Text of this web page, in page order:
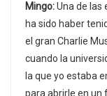
Mingo:Una de las
ha sido haber
el gran Charlie
cuando la
la que yo estaba
para abrirle en un